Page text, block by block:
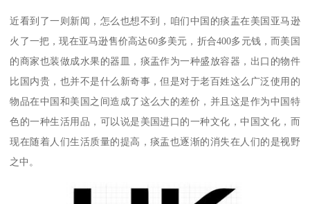
近看到了一则新闻，怎么也想不到，咱们中国的痰盂在美国亚马逊
火了一把，现在亚马逊售价高达60多美元，折合400多元钱，而美国
的商家也装做成水果的器皿，痰盂作为一种盛放容器，出口的物件
比国内贵，也并不是什么新奇事，但是对于老百姓这么广泛使用的
物品在中国和美国之间造成了这么大的差价，并且这是作为中国特
色的一种生活用品，可以说是美国进口的一种文化，中国文化，而
现在随着人们生活质量的提高，痰盂也逐渐的消失在人们的是视野
之中。